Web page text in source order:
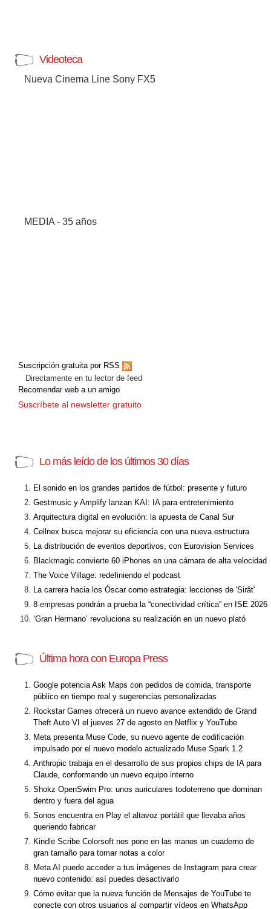
Videoteca
Nueva Cinema Line Sony FX5
MEDIA - 35 años
Suscripción gratuita por RSS
Directamente en tu lector de feed
Recomendar web a un amigo
Suscríbete al newsletter gratuito
Lo más leído de los últimos 30 días
El sonido en los grandes partidos de fútbol: presente y futuro
Gestmusic y Amplify lanzan KAI: IA para entretenimiento
Arquitectura digital en evolución: la apuesta de Canal Sur
Cellnex busca mejorar su eficiencia con una nueva estructura
La distribución de eventos deportivos, con Eurovision Services
Blackmagic convierte 60 iPhones en una cámara de alta velocidad
The Voice Village: redefiniendo el podcast
La carrera hacia los Óscar como estrategia: lecciones de 'Sirât'
8 empresas pondrán a prueba la “conectividad crítica” en ISE 2026
‘Gran Hermano’ revoluciona su realización en un nuevo plató
Última hora con Europa Press
Google potencia Ask Maps con pedidos de comida, transporte
público en tiempo real y sugerencias personalizadas
Rockstar Games ofrecerá un nuevo avance extendido de Grand
Theft Auto VI el jueves 27 de agosto en Netflix y YouTube
Meta presenta Muse Code, su nuevo agente de codificación
impulsado por el nuevo modelo actualizado Muse Spark 1.2
Anthropic trabaja en el desarrollo de sus propios chips de IA para
Claude, conformando un nuevo equipo interno
Shokz OpenSwim Pro: unos auriculares todoterreno que dominan
dentro y fuera del agua
Sonos encuentra en Play el altavoz portátil que llevaba años
queriendo fabricar
Kindle Scribe Colorsoft nos pone en las manos un cuaderno de
gran tamaño para tomar notas a color
Meta AI puede acceder a tus imágenes de Instagram para crear
nuevo contenido: así puedes desactivarlo
Cómo evitar que la nueva función de Mensajes de YouTube te
conecte con otros usuarios al compartir vídeos en WhatsApp